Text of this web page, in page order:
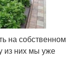
на собственном
из них мы уже